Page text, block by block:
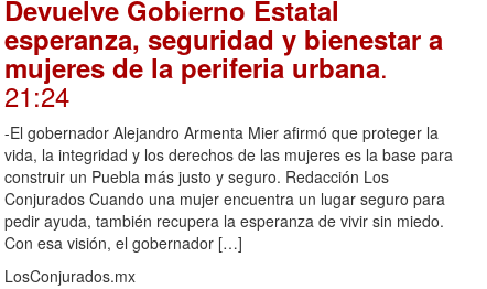
Devuelve Gobierno Estatal
esperanza, seguridad y bienestar a
mujeres de la periferia urbana.
21:24
-El gobernador Alejandro Armenta Mier afirmó que proteger la
vida, la integridad y los derechos de las mujeres es la base para
construir un Puebla más justo y seguro. Redacción Los
Conjurados Cuando una mujer encuentra un lugar seguro para
pedir ayuda, también recupera la esperanza de vivir sin miedo.
Con esa visión, el gobernador […]
LosConjurados.mx